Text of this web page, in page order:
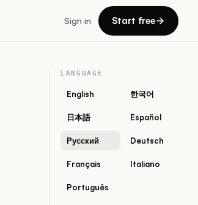
Sign in Start free
LANGUAGE
English 한국어
日本語 Español
Русский Deutsch
Français Italiano
Português